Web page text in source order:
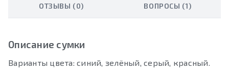
ОТЗЫВЫ (0) ВОПРОСЫ (1)
Описание сумки
Варианты цвета: синий, зелёный, серый, красный.